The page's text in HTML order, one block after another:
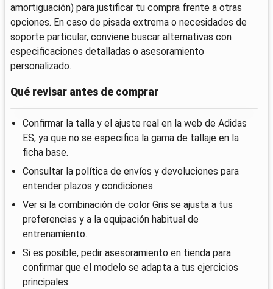
amortiguación) para justificar tu compra frente a otras
opciones. En caso de pisada extrema o necesidades de
soporte particular, conviene buscar alternativas con
especificaciones detalladas o asesoramiento
personalizado.
Qué revisar antes de comprar
Confirmar la talla y el ajuste real en la web de Adidas
ES, ya que no se especifica la gama de tallaje en la
ficha base.
Consultar la política de envíos y devoluciones para
entender plazos y condiciones.
Ver si la combinación de color Gris se ajusta a tus
preferencias y a la equipación habitual de
entrenamiento.
Si es posible, pedir asesoramiento en tienda para
confirmar que el modelo se adapta a tus ejercicios
principales.